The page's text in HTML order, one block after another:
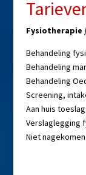
Fysiotherapie
Behandeling
Behandeling
Behandeling
Screening,
Aan huis
Verslaglegging
Niet